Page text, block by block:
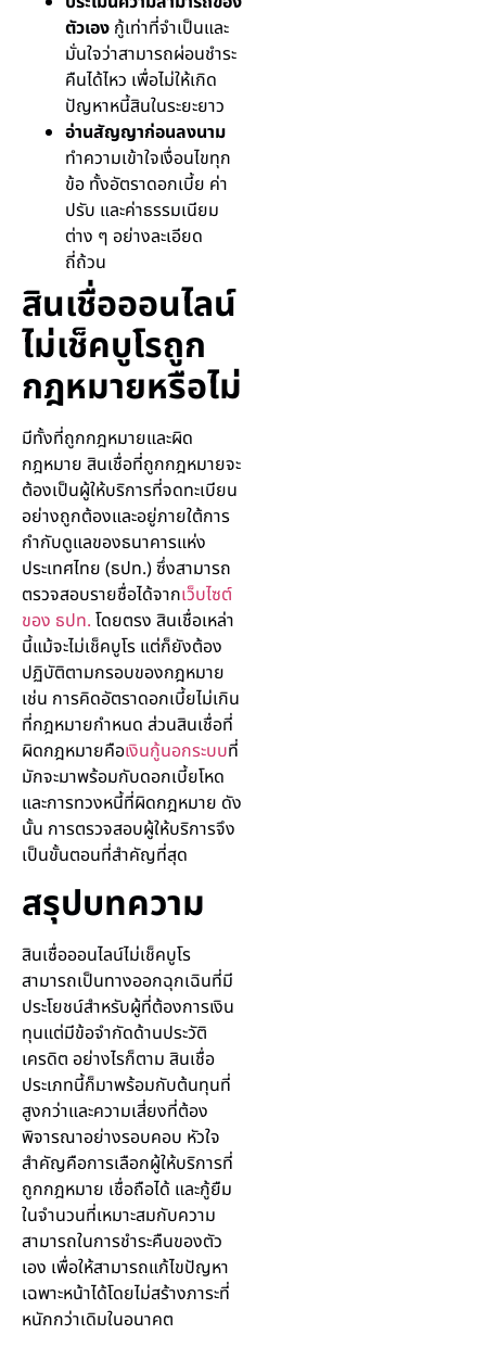
ตัวเอง กู้เท่าที่จำเป็นและ
มั่นใจว่าสามารถผ่อนชำระ
คืนได้ไหว เพื่อไม่ให้เกิด
ปัญหาหนี้สินในระยะยาว
อ่านสัญญาก่อนลงนาม
ทำความเข้าใจเงื่อนไขทุก
ข้อ ทั้งอัตราดอกเบี้ย ค่า
ปรับ และค่าธรรมเนียม
ต่าง ๆ อย่างละเอียด
ถี่ถ้วน
สินเชื่อออนไลน์
ไม่เช็คบูโรถูก
กฎหมายหรือไม่
มีทั้งที่ถูกกฎหมายและผิด
กฎหมาย สินเชื่อที่ถูกกฎหมายจะ
ต้องเป็นผู้ให้บริการที่จดทะเบียน
อย่างถูกต้องและอยู่ภายใต้การ
กำกับดูแลของธนาคารแห่ง
ประเทศไทย (ธปท.) ซึ่งสามารถ
ตรวจสอบรายชื่อได้จากเว็บไซต์
ของ ธปท. โดยตรง สินเชื่อเหล่า
นี้แม้จะไม่เช็คบูโร แต่ก็ยังต้อง
ปฏิบัติตามกรอบของกฎหมาย
เช่น การคิดอัตราดอกเบี้ยไม่เกิน
ที่กฎหมายกำหนด ส่วนสินเชื่อที่
ผิดกฎหมายคือเงินกู้นอกระบบที่
มักจะมาพร้อมกับดอกเบี้ยโหด
และการทวงหนี้ที่ผิดกฎหมาย ดัง
นั้น การตรวจสอบผู้ให้บริการจึง
เป็นขั้นตอนที่สำคัญที่สุด
สรุปบทความ
สินเชื่อออนไลน์ไม่เช็คบูโร
สามารถเป็นทางออกฉุกเฉินที่มี
ประโยชน์สำหรับผู้ที่ต้องการเงิน
ทุนแต่มีข้อจำกัดด้านประวัติ
เครดิต อย่างไรก็ตาม สินเชื่อ
ประเภทนี้ก็มาพร้อมกับต้นทุนที่
สูงกว่าและความเสี่ยงที่ต้อง
พิจารณาอย่างรอบคอบ หัวใจ
สำคัญคือการเลือกผู้ให้บริการที่
ถูกกฎหมาย เชื่อถือได้ และกู้ยืม
ในจำนวนที่เหมาะสมกับความ
สามารถในการชำระคืนของตัว
เอง เพื่อให้สามารถแก้ไขปัญหา
เฉพาะหน้าได้โดยไม่สร้างภาระที่
หนักกว่าเดิมในอนาคต